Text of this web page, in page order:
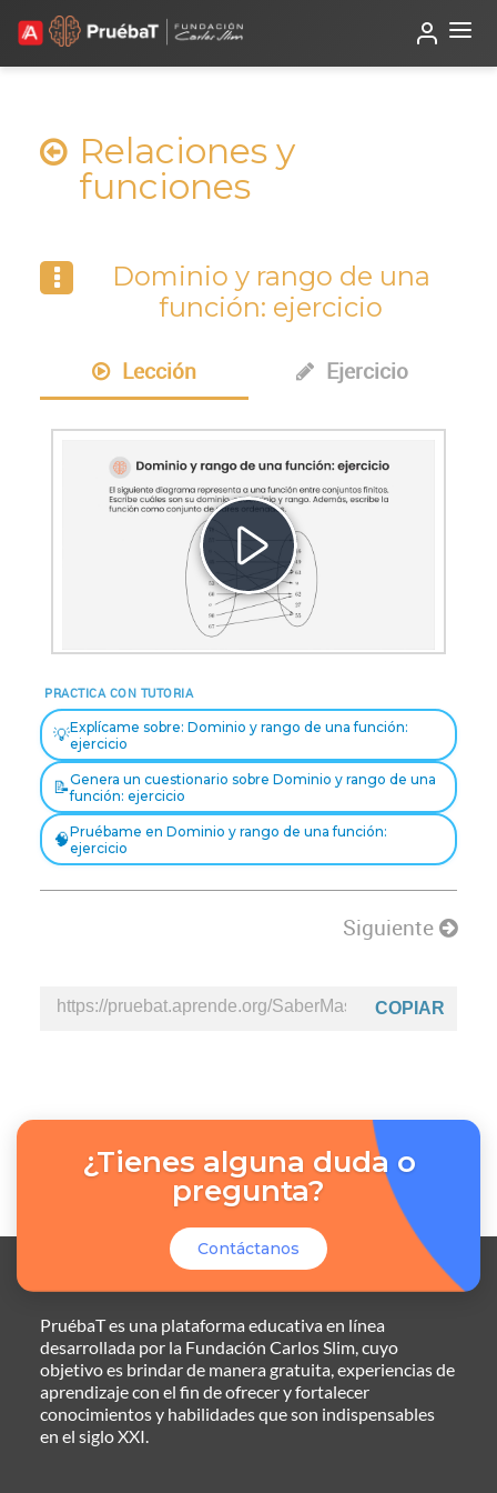
Relaciones y
funciones
Dominio y rango de una
función: ejercicio
Lección Ejercicio
Reproducir
Vídeo
PRACTICA CON TUTORIA
💡Explícame sobre: Dominio y rango de una función:
ejercicio
📝Genera un cuestionario sobre Dominio y rango de una
función: ejercicio
🧠Pruébame en Dominio y rango de una función:
ejercicio
Siguiente
COPIAR
¿Tienes alguna duda o
pregunta?
Contáctanos
PruébaT es una plataforma educativa en línea
desarrollada por la Fundación Carlos Slim, cuyo
objetivo es brindar de manera gratuita, experiencias de
aprendizaje con el fin de ofrecer y fortalecer
conocimientos y habilidades que son indispensables
en el siglo XXI.
TutorIABeta